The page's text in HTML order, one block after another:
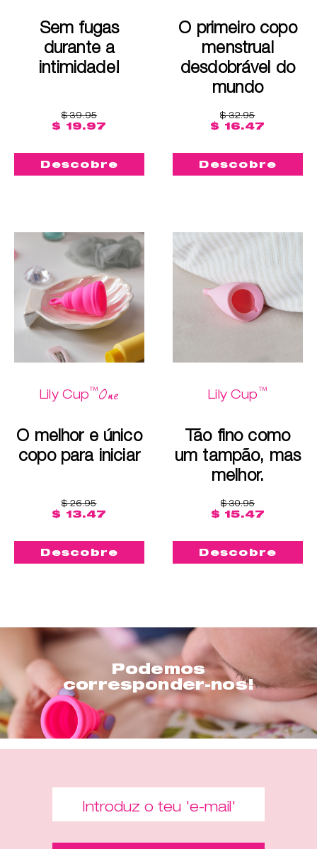
Sem fugas
durante a
intimidade!
$ 39.95
$ 19.97
Descobre
O primeiro copo
menstrual
desdobrável do
mundo
$ 32.95
$ 16.47
Descobre
Lily Cup™One
O melhor e único
copo para iniciar
$ 26.95
$ 13.47
Descobre
Lily Cup™
Tão fino como
um tampão, mas
melhor.
$ 30.95
$ 15.47
Descobre
Podemos
corresponder-nos!